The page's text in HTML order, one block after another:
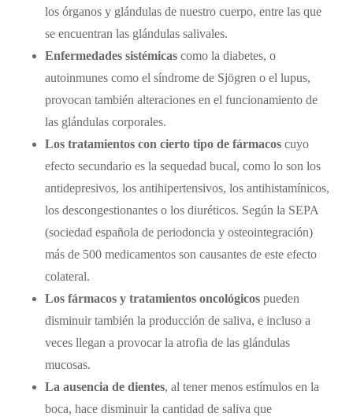
los órganos y glándulas de nuestro cuerpo, entre las que
se encuentran las glándulas salivales.
Enfermedades sistémicascomo la diabetes, o
autoinmunes como el síndrome de Sjögren o el lupus,
provocan también alteraciones en el funcionamiento de
las glándulas corporales.
Los tratamientos con cierto tipo de fármacoscuyo
efecto secundario es la sequedad bucal, como lo son los
antidepresivos, los antihipertensivos, los antihistamínicos,
los descongestionantes o los diuréticos. Según la SEPA
(sociedad española de periodoncia y osteointegración)
más de 500 medicamentos son causantes de este efecto
colateral.
Los fármacos y tratamientos oncológicospueden
disminuir también la producción de saliva, e incluso a
veces llegan a provocar la atrofia de las glándulas
mucosas.
La ausencia de dientes, al tener menos estímulos en la
boca, hace disminuir la cantidad de saliva que